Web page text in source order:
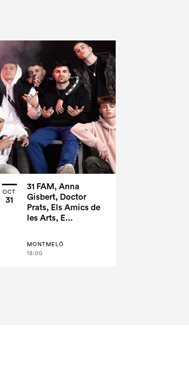
OCT
31
31 FAM, Anna
Gisbert, Doctor
Prats, Els Amics de
les Arts, E...
MONTMELÓ
18:00